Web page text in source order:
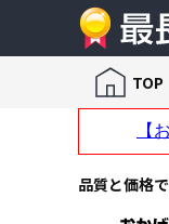
品質と価格
TOP